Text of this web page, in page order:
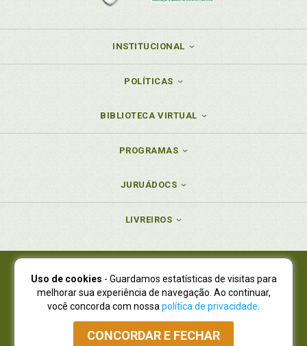
INSTITUCIONAL
POLÍTICAS
BIBLIOTECA VIRTUAL
PROGRAMAS
JURUÁDOCS
LIVREIROS
Juruá Editora Ltda., CNPJ 77.535.508/0001-19
Juruá Informática Ltda., CNPJ 01.701.561/0001-80
NOVO ENDEREÇO:R. Flávio Dallegrave, 7665, São Lourenço |
Curitiba - Paraná - CEP 82210-310
Atendimento: (41) 4009-3900|Vendas Atacado: (41) 4009-3939
Uso de cookies - Guardamos estatísticas de visitas para
melhorar sua experiência de navegação. Ao continuar,
você concorda com nossa política de privacidade
CONCORDAR E FECHAR